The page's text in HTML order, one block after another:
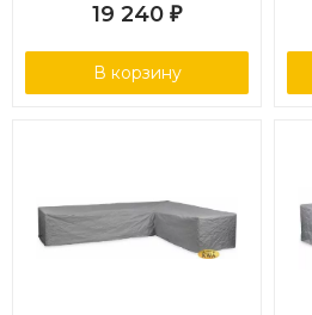
19 240 ₽
В корзину